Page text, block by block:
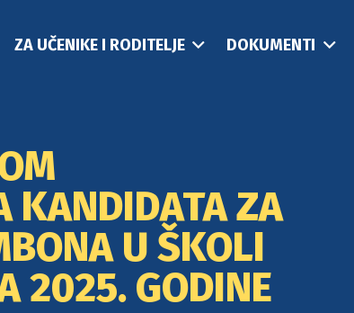
ZA UČENIKE I RODITELJE DOKUMENTI
KANDIDATA ZA
U ŠKOLI
2025. GODINE